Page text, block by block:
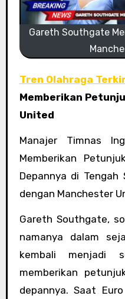
Gareth Southgate
Tren Olahraga
Memberikan
United
Manajer Timnas
Memberikan
Depannya di Tengah
dengan Manchester
Gareth Southgate,
namanya dalam
kembali menjadi
memberikan
depannya. Saat